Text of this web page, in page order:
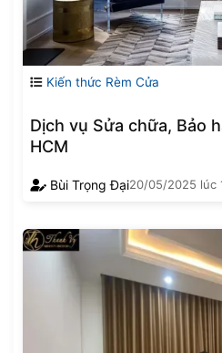
Kiến thức Rèm Cửa
Dịch vụ Sửa chữa, Bảo
HCM
Bùi Trọng Đại20/05/2025 lúc